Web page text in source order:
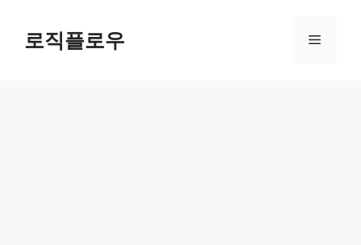
content로직플로우 Menu